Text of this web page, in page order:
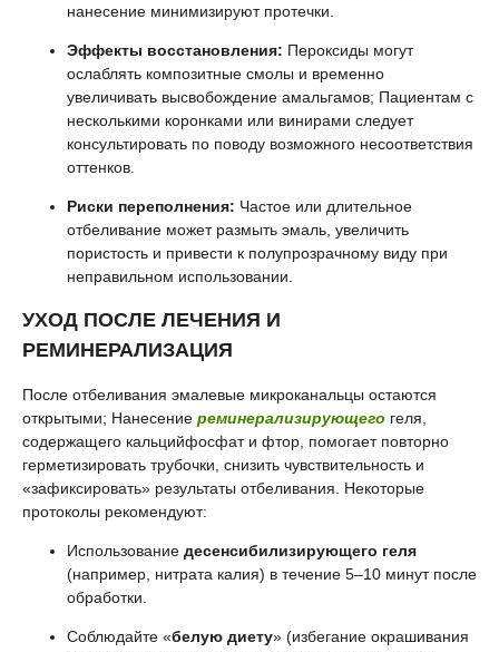
нанесение минимизируют протечки.
Эффекты восстановления: Пероксиды могут
ослаблять композитные смолы и временно
увеличивать высвобождение амальгамов; Пациентам с
несколькими коронками или винирами следует
консультировать по поводу возможного несоответствия
оттенков.
Риски переполнения: Частое или длительное
отбеливание может размыть эмаль, увеличить
пористость и привести к полупрозрачному виду при
неправильном использовании.
УХОД ПОСЛЕ ЛЕЧЕНИЯ И
РЕМИНЕРАЛИЗАЦИЯ
После отбеливания эмалевые микроканальцы остаются
открытыми; Нанесение реминерализирующего геля,
содержащего кальцийфосфат и фтор, помогает повторно
герметизировать трубочки, снизить чувствительность и
«зафиксировать» результаты отбеливания. Некоторые
протоколы рекомендуют:
Использование десенсибилизирующего геля
(например, нитрата калия) в течение 5–10 минут после
обработки.
Соблюдайте «белую диету» (избегание окрашивания